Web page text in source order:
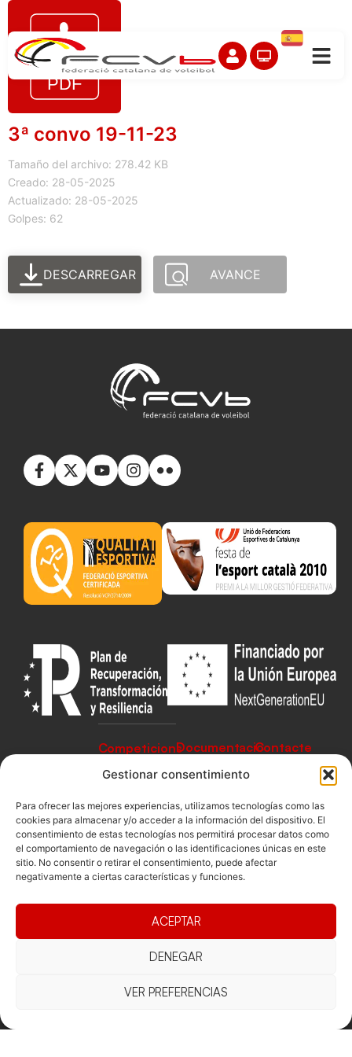
Gestionar consentimiento
Para ofrecer las mejores experiencias, utilizamos tecnologías como las
cookies para almacenar y/o acceder a la información del dispositivo. El
consentimiento de estas tecnologías nos permitirá procesar datos como
el comportamiento de navegación o las identificaciones únicas en este
sitio. No consentir o retirar el consentimiento, puede afectar
negativamente a ciertas características y funciones.
ACEPTAR
DENEGAR
VER PREFERENCIAS
3ª convo 19-11-23
Tamaño del archivo: 278.42 KB
Creado: 28-05-2025
Actualizado: 28-05-2025
Golpes: 62
DESCARREGAR AVANCE
Junta
directiva
Assemblea
general
Competicions
Competiciones
Competiciones
Playa
Vólei neu
Documentacio
Funcionament
Eleccions
Contacte
Carrer de les
Jonqueres,
16, 5ºC,
08003
Barcelona
fcvb@fcvolei.
932 684 177
Privacitat Termes i condicions